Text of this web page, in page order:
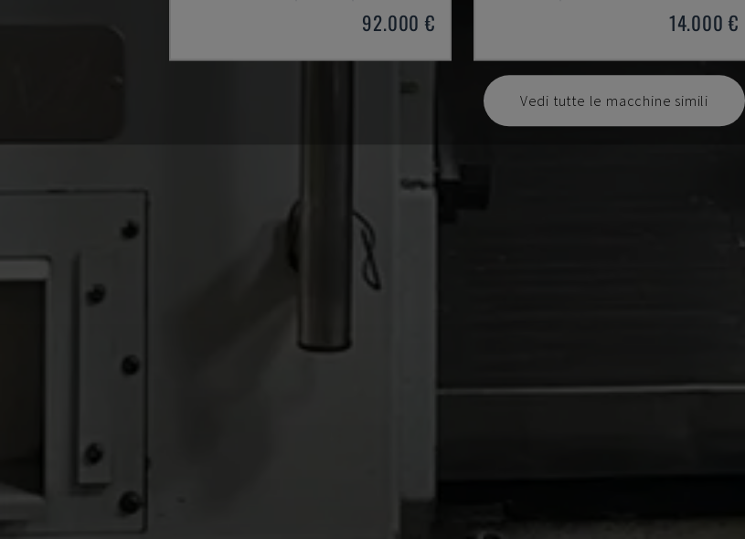
92.000 € 14.000 €
Vedi tutte le macchine simili